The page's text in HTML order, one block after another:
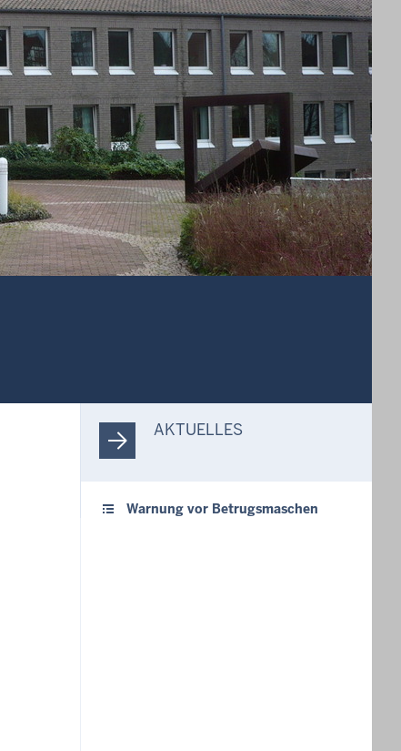
AKTUELLES
Warnung vor Betrugsmaschen